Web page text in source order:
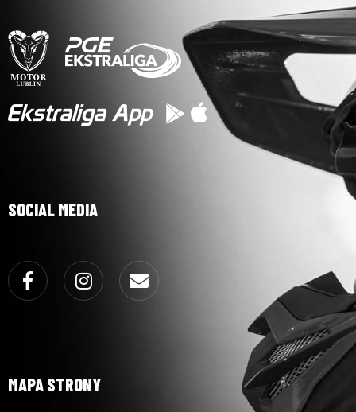
SOCIAL MEDIA
Facebook Instagram
MAPA STRONY